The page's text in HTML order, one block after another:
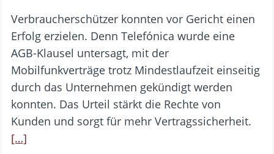
Verbraucherschützer konnten vor Gericht einen
Erfolg erzielen. Denn Telefónica wurde eine
AGB-Klausel untersagt, mit der
Mobilfunkverträge trotz Mindestlaufzeit einseitig
durch das Unternehmen gekündigt werden
konnten. Das Urteil stärkt die Rechte von
Kunden und sorgt für mehr Vertragssicherheit.
[…]